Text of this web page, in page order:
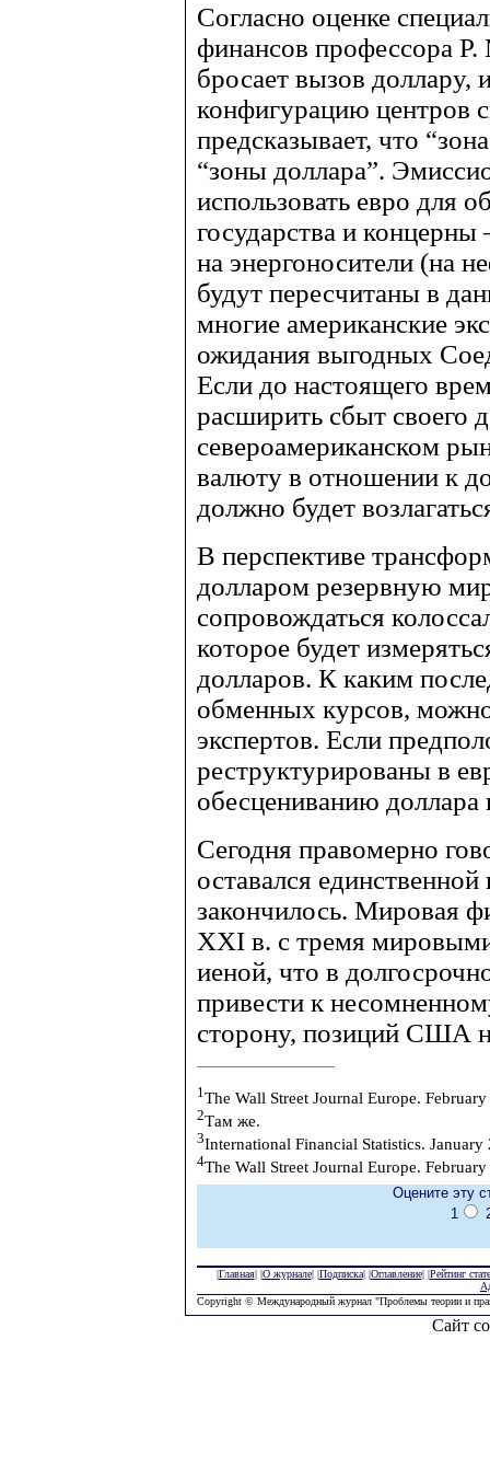
Согласно оценке
финансов профессора Р.
бросает вызов доллару,
конфигурацию центров
предсказывает, что
“зоны доллара”.
использовать евро для
государства и
на энергоносители (на
будут пересчитаны в
многие американские
ожидания выгодных
Если до настоящего
расширить сбыт своего
североамериканском
валюту в отношении к
должно будет
В перспективе
долларом резервную
сопровождаться
которое будет
долларов. К каким
обменных курсов,
экспертов. Если
реструктурированы в
обесцениванию доллара
Сегодня правомерно
оставался
закончилось. Мировая
XXI в. с тремя
иеной, что в
привести к
сторону, позиций США
1 The Wall Street Journal Europe.
2Там же.
3International Financial Statistics. January
4The Wall Street Journal Europe.
Оцените эту
1
|Главная| |О журнале| |Подписка| |Оглавление| |Рейтинг
Copyright © Международный журнал "Проблемы теории и
Сайт